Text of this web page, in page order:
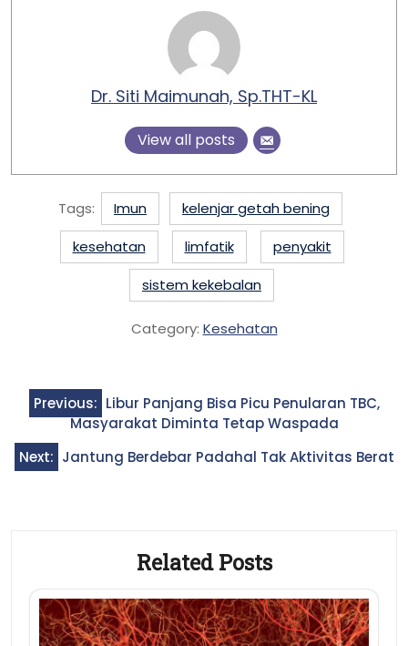
Dr. Siti Maimunah, Sp.THT-KL
View all posts
Tags: Imun
kelenjar getah bening
kesehatan
limfatik
penyakit
sistem kekebalan
Category: Kesehatan
Post
navigation
Previous: Libur Panjang Bisa Picu Penularan TBC,
Masyarakat Diminta Tetap Waspada
Next: Jantung Berdebar Padahal Tak Aktivitas Berat
Related Posts